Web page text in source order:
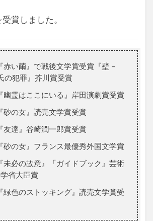
賞しました。
赤い繭』で戦後文学賞受賞『壁 –
の犯罪』芥川賞受賞
幽霊はここにいる』岸田演劇賞受賞
砂の女』読売文学賞受賞
友達』谷崎潤一郎賞受賞
砂の女』フランス最優秀外国文学賞
未必の故意』「ガイドブック』芸術
省大臣賞
緑色のストッキング』読売文学賞受